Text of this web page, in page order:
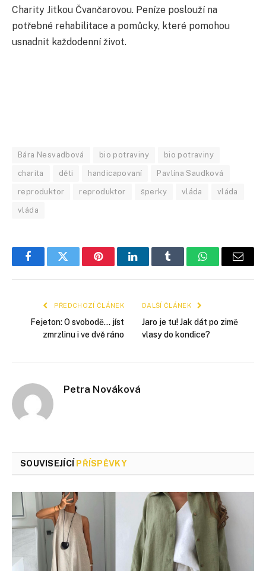
Charity Jitkou Čvančarovou. Peníze poslouží na
potřebné rehabilitace a pomůcky, které pomohou
usnadnit každodenní život.
Bára Nesvadbová bio potraviny bio potraviny
charita děti handicapovaní Pavlína Saudková
reproduktor reproduktor šperky vláda vláda
vláda
FacebookTwitter PinterestLinkedInTumblr WhatsApp
E-
PŘEDCHOZÍ ČLÁNEK
Fejeton: O svobodě… jíst
zmrzlinu i ve dvě ráno
DALŠÍ ČLÁNEK
Jaro je tu! Jak dát po zimě
vlasy do kondice?
Petra Nováková
SOUVISEJÍCÍ PŘÍSPĚVKY